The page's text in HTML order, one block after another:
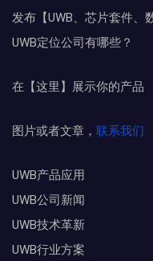
发布【UWB、芯片套件、
UWB定位公司有哪些？
在【这里】展示你的产品
图片或者文章， 联系我们
UWB产品应用
UWB公司新闻
UWB技术革新
UWB行业方案